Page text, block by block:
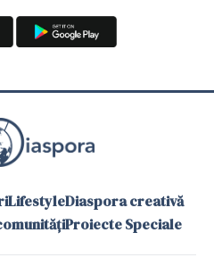
LifestyleDiaspora creativă
Proiecte Speciale